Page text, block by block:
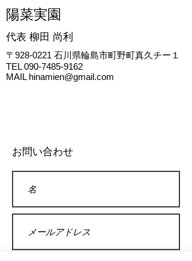
陽菜実園
代表 柳田 尚利
〒928-0221 石川県輪島市町野町真久チー１
TEL090-7485-9162
MAIL hinamien@gmail.com
お問い合わせ